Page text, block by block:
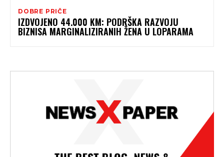
DOBRE PRIČE
IZDVOJENO 44.000 KM: PODRŠKA RAZVOJU
BIZNISA MARGINALIZIRANIH ŽENA U LOPARAMA